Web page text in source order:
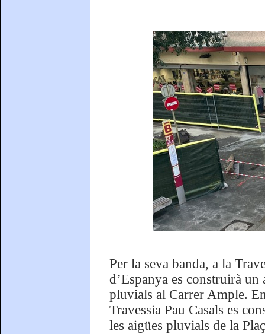
Per la seva banda, a la
d’Espanya es construirà
pluvials al Carrer Ample.
Travessia Pau Casals es
les aigües pluvials de la